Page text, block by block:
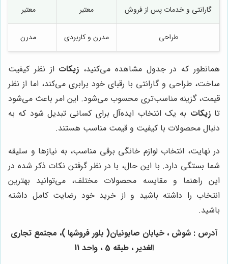
گارانتی و خدمات پس از فروش معتبر معتبر
طراحی مدرن و کاربردی مدرن
همانطور که در جدول مشاهده می‌کنید، زیکات از نظر کیفیت
ساخت، طراحی و گارانتی با رقبای خود برابری می‌کند، اما از نظر
قیمت، گزینه مناسب‌تری محسوب می‌شود. این امر باعث می‌شود
تازیکات به یک انتخاب ایده‌آل برای کسانی تبدیل شود که به
دنبال محصولات با کیفیت و قیمت مناسب هستند.
در نهایت، انتخاب لوازم خانگی برقی مناسب، به نیازها و سلیقه
شما بستگی دارد. با این حال، با در نظر گرفتن نکات ذکر شده در
این راهنما و مقایسه محصولات مختلف، می‌توانید بهترین
انتخاب را داشته باشید و از خرید خود رضایت کامل داشته
باشید.
آدرس : شوش ، خیابان صابونیان( بلور فروشها )، مجتمع تجاری
الغدیر ، طبقه 5 ، واحد 11